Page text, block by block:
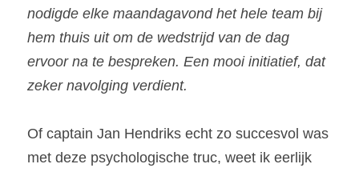
nodigde elke maandagavond het hele team bij
hem thuis uit om de wedstrijd van de dag
ervoor na te bespreken. Een mooi initiatief, dat
zeker navolging verdient.
Of captain Jan Hendriks echt zo succesvol was
met deze psychologische truc, weet ik eerlijk